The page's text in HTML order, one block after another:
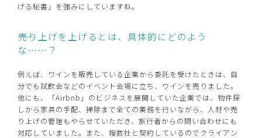
げる秘書」を強みにしていますね。
――売り上げを上げるとは、具体的にどのよう
な……？
例えば、ワインを販売している企業から委託を受けたときは、自
分でも試飲会などのイベント会場に立ち、ワインを売りました。
他にも、「Airbnb」のビジネスを展開していた企業では、物件探
しから家具の手配、掃除まで全ての業務を行いながら、人材や売
り上げの管理もやらせていただき、旅行者からの問い合わせにも
対応していました。また、複数社と契約しているのでクライアン